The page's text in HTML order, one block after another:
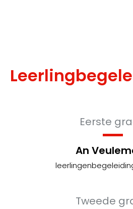
Eerste
An
Tweede